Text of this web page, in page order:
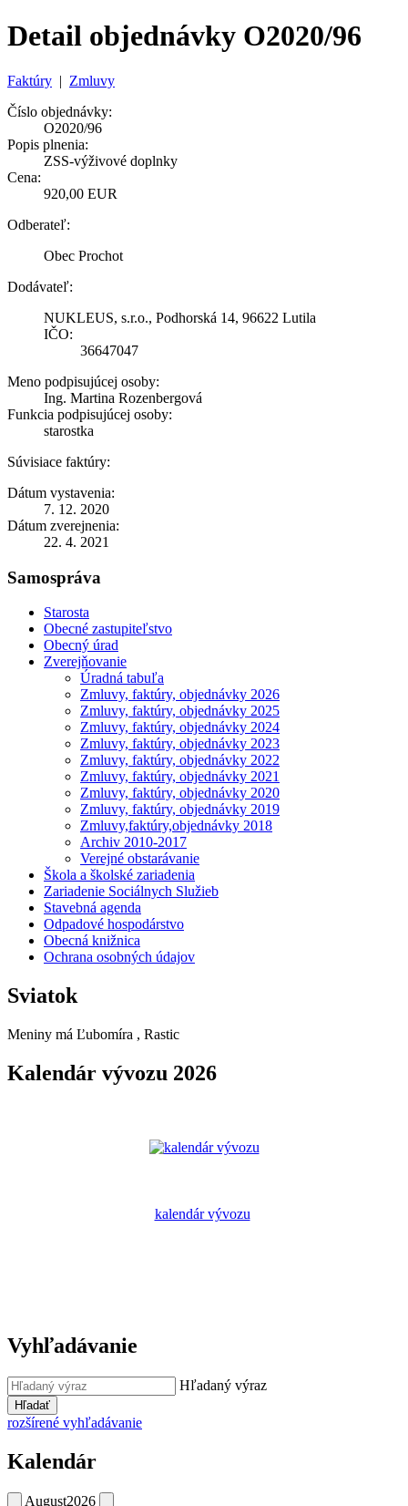
Detail objednávky O2020/96
Faktúry | Zmluvy
Číslo objednávky:
O2020/96
Popis plnenia:
ZSS-výživové doplnky
Cena:
920,00 EUR
Odberateľ:
Obec Prochot
Dodávateľ:
NUKLEUS, s.r.o., Podhorská 14, 96622 Lutila
IČO:
36647047
Meno podpisujúcej osoby:
Ing. Martina Rozenbergová
Funkcia podpisujúcej osoby:
starostka
Súvisiace faktúry:
Dátum vystavenia:
7. 12. 2020
Dátum zverejnenia:
22. 4. 2021
Samospráva
Starosta
Obecné zastupiteľstvo
Obecný úrad
Zverejňovanie
Úradná tabuľa
Zmluvy, faktúry, objednávky 2026
Zmluvy, faktúry, objednávky 2025
Zmluvy, faktúry, objednávky 2024
Zmluvy, faktúry, objednávky 2023
Zmluvy, faktúry, objednávky 2022
Zmluvy, faktúry, objednávky 2021
Zmluvy, faktúry, objednávky 2020
Zmluvy, faktúry, objednávky 2019
Zmluvy,faktúry,objednávky 2018
Archiv 2010-2017
Verejné obstarávanie
Škola a školské zariadenia
Zariadenie Sociálnych Služieb
Stavebná agenda
Odpadové hospodárstvo
Obecná knižnica
Ochrana osobných údajov
Sviatok
Meniny má Ľubomíra , Rastic
Kalendár vývozu 2026
kalendár vývozu
Vyhľadávanie
Hľadaný výraz
Hľadať
rozšírené vyhľadávanie
Kalendár
August2026